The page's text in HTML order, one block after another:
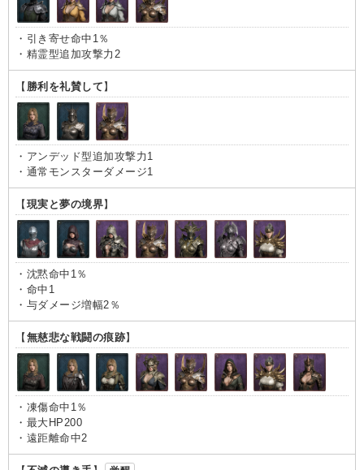
・引き寄せ命中1％
・精霊型追加攻撃力2
【 勝利を礼賛して 】
・アンデッド型追加攻撃力1
・通常モンスターダメージ1
【 現実と夢の境界】
・沈黙命中1％
・命中1
・与ダメージ増幅2％
【 無慈悲な戦闘の痕跡】
・凍傷命中1％
・最大HP200
・遠距離命中2